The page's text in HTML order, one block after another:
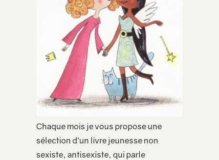
Chaque mois je vous propose une
sélection d’un livre jeunesse non
sexiste, antisexiste, qui parle